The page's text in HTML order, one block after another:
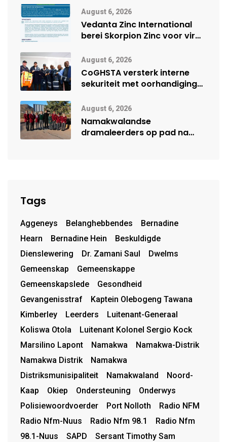
vennootskap
August 6, 2026
Vedanta Zinc International
berei Skorpion Zinc voor vir
August 6, 2026
CoGHSTA versterk interne
sekuriteit met oorhandiging
August 6, 2026
Namakwalandse
dramaleerders op pad na
Tags
Aggeneys Belanghebbendes
Bernadine
Hearn
Bernadine Hein
Beskuldigde
Dienslewering
Dr. Zamani Saul
Dwelms
Gemeenskap
Gemeenskappe
Gemeenskapslede
Gesondheid
Gevangenisstraf
Kaptein Olebogeng Tawana
Kimberley
Leerders
Luitenant-Generaal
Koliswa Otola
Luitenant Kolonel Sergio Kock
Marsilino Lapont
Namakwa
Namakwa-Distrik
Namakwa Distrik
Namakwa
Distriksmunisipaliteit
Namakwaland
Noord-
Kaap
Okiep Ondersteuning
Onderwys
Polisiewoordvoerder
Port Nolloth
Radio NFM
Radio Nfm-Nuus
Radio Nfm 98.1
Radio Nfm
98.1-Nuus
SAPD
Sersant Timothy Sam